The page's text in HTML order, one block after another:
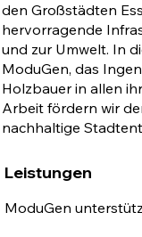
den Großstädten
hervorragende
und zur Umwelt. In
ModuGen, das
Holzbauer in allen
Arbeit fördern wir
nachhaltige
Leistungen
ModuGen